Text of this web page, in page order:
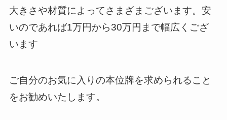
大きさや材質によってさまざまございます。安
いのであれば1万円から30万円まで幅広くござ
います
ご自分のお気に入りの本位牌を求められること
をお勧めいたします。